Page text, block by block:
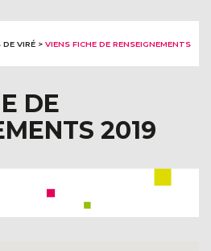
DE VIRÉ > VIENS FICHE DE RENSEIGNEMENTS
DE
2019